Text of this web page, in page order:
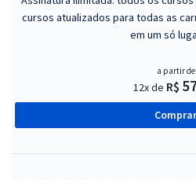
cursos atualizados para todas as
em um só
a partir de
12x de R$
Comprar